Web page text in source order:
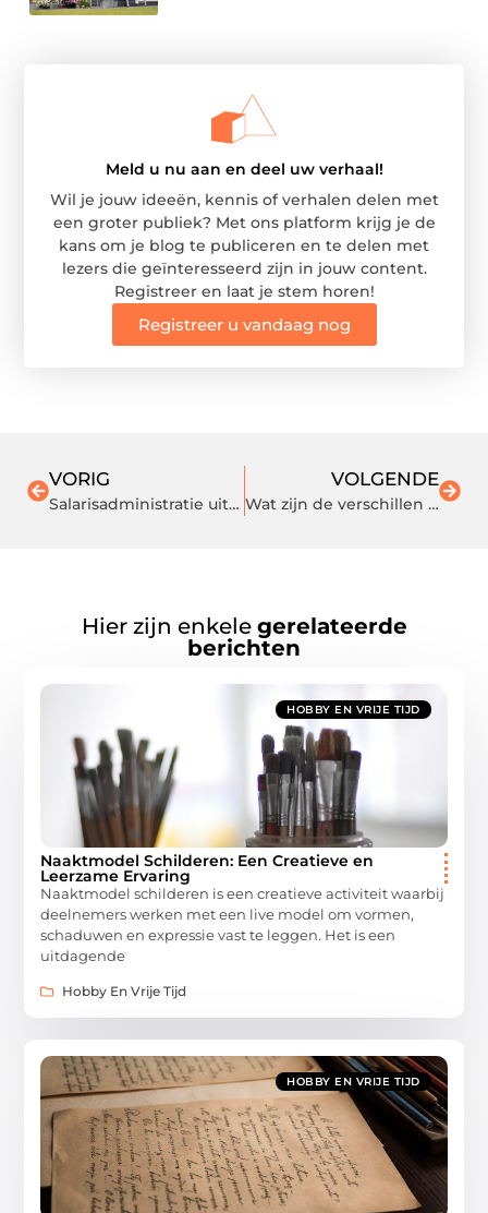
Meld u nu aan en deel uw verhaal!
Wil je jouw ideeën, kennis of verhalen delen met
een groter publiek? Met ons platform krijg je de
kans om je blog te publiceren en te delen met
lezers die geïnteresseerd zijn in jouw content.
Registreer en laat je stem horen!
Registreer u vandaag nog
VORIG
Salarisadministratie uitbesteden in moeilijke economie
VOLGENDE
Wat zijn de verschillen tussen spots en plafondlampen
Hier zijn enkele gerelateerde
berichten
HOBBY EN VRIJE TIJD
Naaktmodel Schilderen: Een Creatieve en
Leerzame Ervaring
Naaktmodel schilderen is een creatieve activiteit waarbij
deelnemers werken met een live model om vormen,
schaduwen en expressie vast te leggen. Het is een
uitdagende
Hobby En Vrije Tijd
HOBBY EN VRIJE TIJD